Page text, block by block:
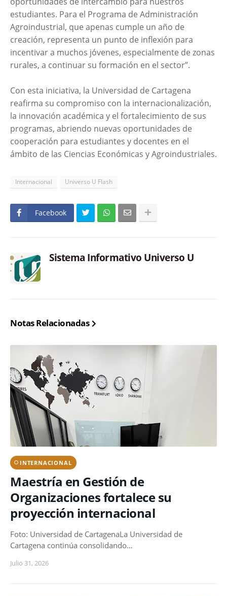
estudiantes. Para el Programa de Administración
Agroindustrial, que apenas cumple un año de
creación, representa un punto de inflexión para
incentivar a muchos jóvenes, especialmente de zonas
rurales, a continuar su formación en el sector”.
Con esta iniciativa, la Universidad de Cartagena
reafirma su compromiso con la internacionalización,
la innovación académica y el fortalecimiento de sus
programas, abriendo nuevas oportunidades de
cooperación para estudiantes y docentes en el
ámbito de las Ciencias Económicas y Agroindustriales.
Internacional Universo U Flash
Facebook
Sistema Informativo Universo U
Notas Relacionadas
INTERNACIONAL
Maestría en Gestión de
Organizaciones fortalece su
proyección internacional
Foto: Universidad de CartagenaLa Universidad de
Cartagena continúa consolidando…
Julio 31, 2026